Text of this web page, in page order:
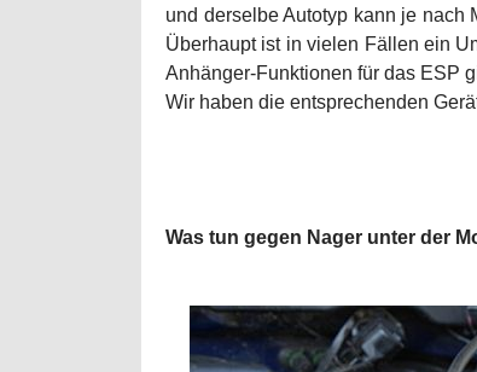
und derselbe Autotyp kann je nach
Überhaupt ist in vielen Fällen ein
Anhänger-Funktionen für das ESP
Wir haben die entsprechenden
Was tun gegen Nager unter der